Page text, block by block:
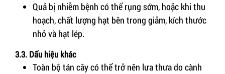
Quả bị nhiễm bệnh có thể rụng sớm, hoặc khi thu
hoạch, chất lượng hạt bên trong giảm, kích thước
nhỏ và hạt lép.
3.3. Dấu hiệu khác
Toàn bộ tán cây có thể trở nên lưa thưa do cành